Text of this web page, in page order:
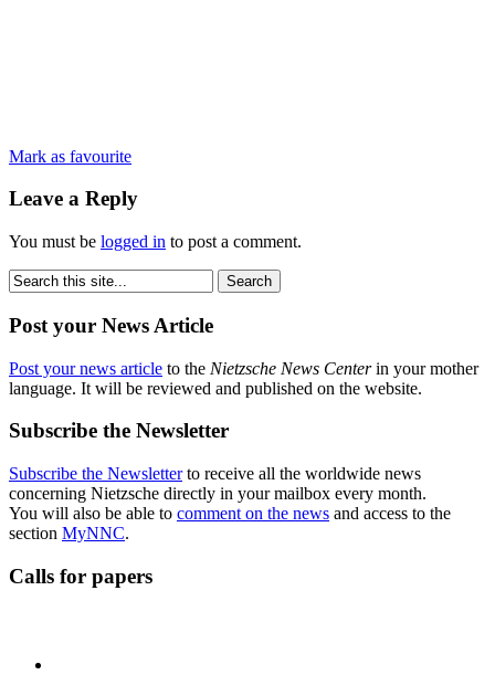
Mark as favourite
Leave a Reply
You must be logged in to post a comment.
Post your News Article
Post your news article to the Nietzsche News Centerin your mother
language. It will be reviewed and published on the website.
Subscribe the Newsletter
Subscribe the Newsletterto receive all the worldwide news
concerning Nietzsche directly in your mailbox every month.
You will also be able to comment on the news and access to the
section MyNNC.
Calls for papers